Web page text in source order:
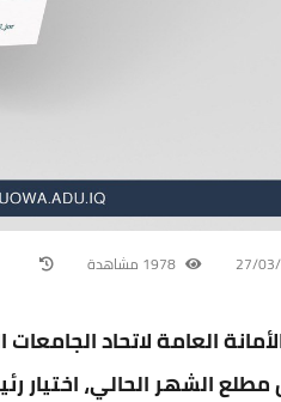
27/
مطلع الشهر الحالي، اختيار